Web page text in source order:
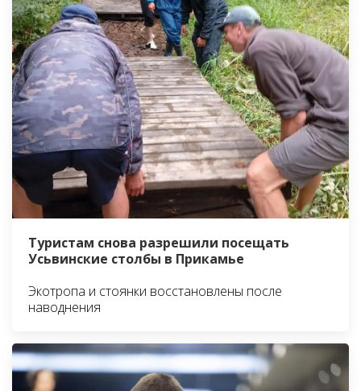
Туристам снова разрешили посещать
Усьвинские столбы в Прикамье
Экотропа и стоянки восстановлены после
наводнения